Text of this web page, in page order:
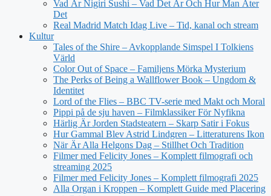
Vad Är Nigiri Sushi – Vad Det Är Och Hur Man Äter
Det
Real Madrid Match Idag Live – Tid, kanal och stream
Kultur
Tales of the Shire – Avkopplande Simspel I Tolkiens
Värld
Color Out of Space – Familjens Mörka Mysterium
The Perks of Being a Wallflower Book – Ungdom &
Identitet
Lord of the Flies – BBC TV-serie med Makt och Moral
Pippi på de sju haven – Filmklassiker För Nyfikna
Härlig Är Jorden Stadsteatern – Skarp Satir i Fokus
Hur Gammal Blev Astrid Lindgren – Litteraturens Ikon
När Är Alla Helgons Dag – Stillhet Och Tradition
Filmer med Felicity Jones – Komplett filmografi och
streaming 2025
Filmer med Felicity Jones – Komplett filmografi 2025
Alla Organ i Kroppen – Komplett Guide med Placering